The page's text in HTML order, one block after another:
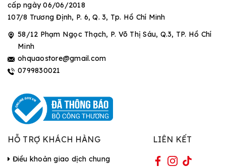
cấp ngày 06/06/2018
107/8 Trương Định, P. 6, Q. 3, Tp. Hồ Chí Minh
58/12 Phạm Ngọc Thạch, P. Võ Thị Sáu, Q.3, TP. Hồ Chí
Minh
ohquaostore@gmail.com
0799830021
HỖ TRỢ KHÁCH HÀNG
Điều khoản giao dịch chung
LIÊN KẾT